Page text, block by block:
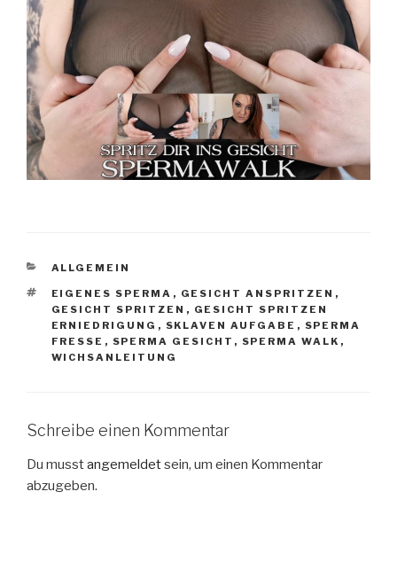
KATEGORIEN
ALLGEMEIN
SCHLAGWÖRTER
EIGENES SPERMA , GESICHT ANSPRITZEN ,
GESICHT SPRITZEN , GESICHT SPRITZEN
ERNIEDRIGUNG , SKLAVEN AUFGABE , SPERMA
FRESSE , SPERMA GESICHT , SPERMA WALK ,
WICHSANLEITUNG
Schreibe einen Kommentar
Du musstangemeldetsein, um einen Kommentar
abzugeben.